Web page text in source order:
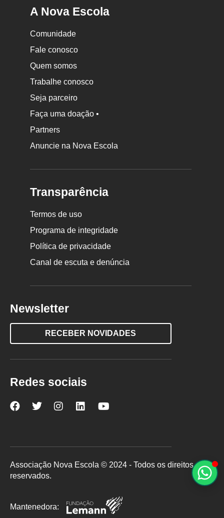
A Nova Escola
Comunidade
Fale conosco
Quem somos
Trabalhe conosco
Seja parceiro
Faça uma doação •
Partners
Anuncie na Nova Escola
Transparência
Termos de uso
Programa de integridade
Política de privacidade
Canal de escuta e denúncia
Newsletter
RECEBER NOVIDADES
Redes sociais
Nova
Facebook
Nova
Twitter
Nova
Instagram
Nova
LinkedInYouTube
Associação Nova Escola © 2024 - Todos os direitos
reservados.
Mantenedora: